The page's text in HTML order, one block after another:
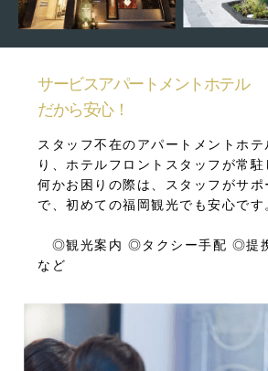
サービスアパートメントホテル
だから安心！
スタッフ不在のアパートメントホテ
り、ホテルフロントスタッフが常駐
何かお困りの際は、スタッフがサポ
で、初めての福岡観光でも安心です
◎観光案内 ◎タクシー手配 ◎提
など